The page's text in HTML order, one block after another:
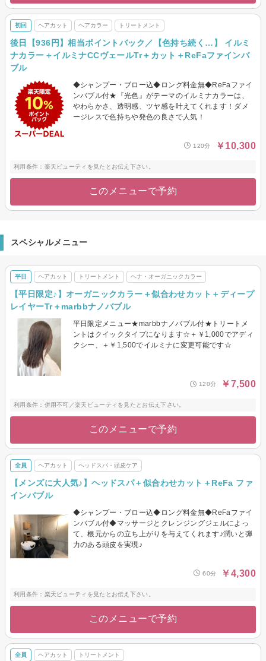
初回 ヘアカット ヘアカラー トリートメント
後日【936円】相当ポイントバック／【色持ち続く…】 イルミ
ナカラー＋イルミナCCヴェールTr＋カット＋ReFaファインバ
ブル
◆シャンプー・ブロー込◆ロング料金無◆ReFaファイ
ンバブル付★『光色』がテーマのイルミナカラーは、
やわらかさ、透明感、ツヤ感を叶えてくれます！ダメ
ージレスで色持ちや発色の良さで人気！
120分 ￥10,300
利用条件：楽天ビューティを見たとお伝え下さい。
このメニューで予約
スペシャルメニュー
平日 ヘアカット トリートメント ヘナ・オーガニックカラー
【平日限定♪】オーガニックカラー＋似合わせカット＋ディープ
レイヤーTr＋marbbナノバブル
平日限定メニュー★marbbナノバブル付★トリートメ
ントはクイックタイプになります☆＋￥1,000でアディ
クシー、＋￥1,500でイルミナに変更可能です☆
120分 ￥7,500
利用条件：併用不可／楽天ビューティを見たとお伝え下さい。
このメニューで予約
全員 ヘアカット ヘッドスパ・頭皮ケア
【メンズに大人気♪】ヘッドスパ＋似合わせカット＋ReFa ファ
インバブル
◆シャンプー・ブロー込◆ロング料金無◆ReFaファイ
ンバブル付◆マッサージとクレンジングジェルによっ
て、根元からの立ち上がりを与えてくれます♪潤いと弾
力のある頭皮を実現♪
60分 ￥4,300
利用条件：楽天ビューティを見たとお伝え下さい。
このメニューで予約
全員 ヘアカット トリートメント